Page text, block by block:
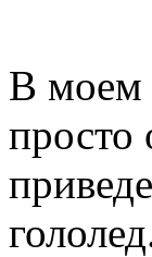
В моем
просто